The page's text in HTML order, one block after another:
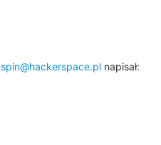
spin@hackerspace.pl napisał: